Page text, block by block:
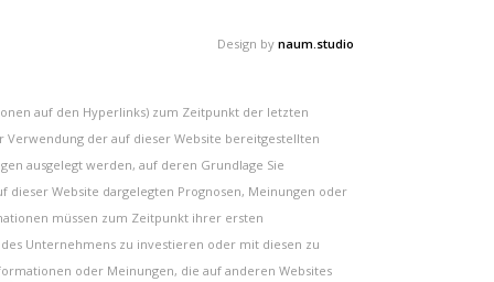
Design by naum.studio
auf den Hyperlinks) zum Zeitpunkt der letzten
der auf dieser Website bereitgestellten
ausgelegt werden, auf deren Grundlage Sie
dieser Website dargelegten Prognosen, Meinungen oder
müssen zum Zeitpunkt ihrer ersten
Unternehmens zu investieren oder mit diesen zu
oder Meinungen, die auf anderen Websites